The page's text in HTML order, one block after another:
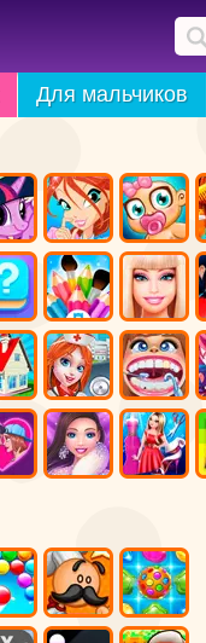
Для мальчиков